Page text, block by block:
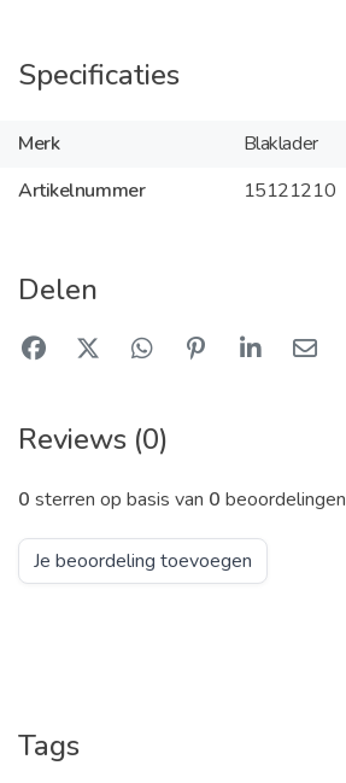
Specificaties
Merk
Blaklader
Artikelnummer
15121210
Delen
Reviews (0)
0 sterren op basis van 0 beoordelingen
Je beoordeling toevoegen
Tags